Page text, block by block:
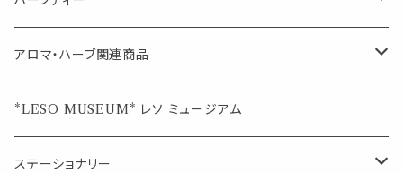
ウェルカムボード・装飾
席札クリップ
プチギフト
スプレーボトル
スポイトボトル
精油用ボトル
ブレンド
ジュエル オブ ビューティー
美人さんのハーブティー
シングル
アロマ・ハーブ関連商品
エッセンシャルオイル
シングル
クラフト器材・道具
*LESO MUSEUM* レソ ミュージアム
ステーショナリー